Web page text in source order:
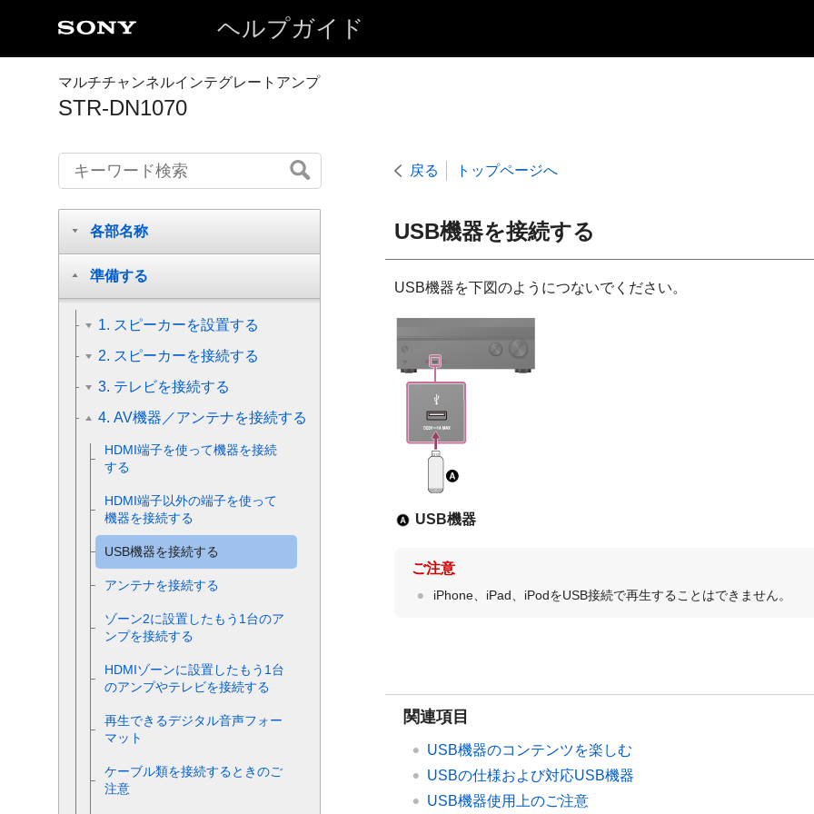
ヘルプガイド
マルチチャンネルインテグレートアンプ
STR-DN1070
戻る トップページへ
USB機器を接続する
USB機器を下図のようにつないでください。
USB機器
ご注意
iPhone、iPad、iPodをUSB接続で再生することはできません。
関連項目
USB機器のコンテンツを楽しむ
USBの仕様および対応USB機器
USB機器使用上のご注意
各部名称
準備する
1. スピーカーを設置する
2. スピーカーを接続する
3. テレビを接続する
4. AV機器／アンテナを接続する
HDMI端子を使って機器を接続
する
HDMI端子以外の端子を使って
機器を接続する
USB機器を接続する
アンテナを接続する
ゾーン2に設置したもう1台のア
ンプを接続する
HDMIゾーンに設置したもう1台
のアンプやテレビを接続する
再生できるデジタル音声フォー
マット
ケーブル類を接続するときのご
注意